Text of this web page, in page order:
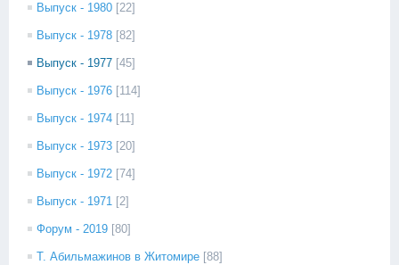
Выпуск - 1980 [22]
Выпуск - 1978 [82]
Выпуск - 1977 [45]
Выпуск - 1976 [114]
Выпуск - 1974 [11]
Выпуск - 1973 [20]
Выпуск - 1972 [74]
Выпуск - 1971 [2]
Форум - 2019 [80]
Т. Абильмажинов в Житомире [88]